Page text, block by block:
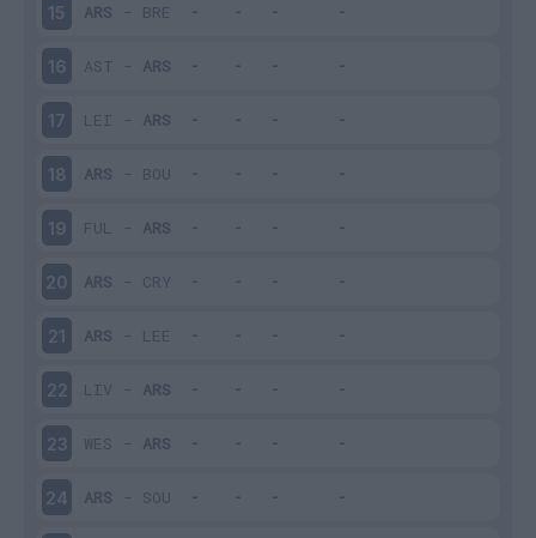
15 ARS - BRE
16 AST - ARS
17 LEI - ARS
18 ARS - BOU
19 FUL - ARS
20 ARS - CRY
21 ARS - LEE
22 LIV - ARS
23 WES - ARS
24 ARS - SOU